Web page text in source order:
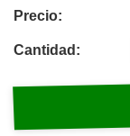
Precio:
Cantidad: